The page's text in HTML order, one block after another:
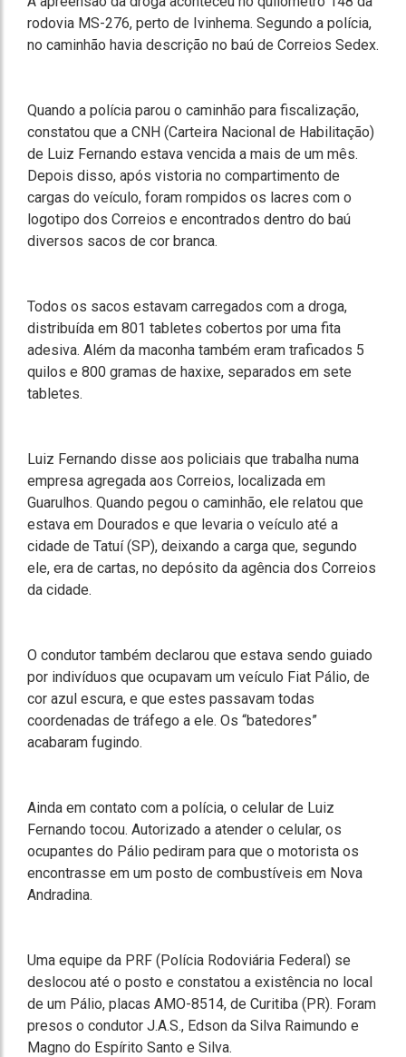
rodovia MS-276, perto de Ivinhema. Segundo a polícia,
no caminhão havia descrição no baú de Correios Sedex.
Quando a polícia parou o caminhão para fiscalização,
constatou que a CNH (Carteira Nacional de Habilitação)
de Luiz Fernando estava vencida a mais de um mês.
Depois disso, após vistoria no compartimento de
cargas do veículo, foram rompidos os lacres com o
logotipo dos Correios e encontrados dentro do baú
diversos sacos de cor branca.
Todos os sacos estavam carregados com a droga,
distribuída em 801 tabletes cobertos por uma fita
adesiva. Além da maconha também eram traficados 5
quilos e 800 gramas de haxixe, separados em sete
tabletes.
Luiz Fernando disse aos policiais que trabalha numa
empresa agregada aos Correios, localizada em
Guarulhos. Quando pegou o caminhão, ele relatou que
estava em Dourados e que levaria o veículo até a
cidade de Tatuí (SP), deixando a carga que, segundo
ele, era de cartas, no depósito da agência dos Correios
da cidade.
O condutor também declarou que estava sendo guiado
por indivíduos que ocupavam um veículo Fiat Pálio, de
cor azul escura, e que estes passavam todas
coordenadas de tráfego a ele. Os “batedores”
acabaram fugindo.
Ainda em contato com a polícia, o celular de Luiz
Fernando tocou. Autorizado a atender o celular, os
ocupantes do Pálio pediram para que o motorista os
encontrasse em um posto de combustíveis em Nova
Andradina.
Uma equipe da PRF (Polícia Rodoviária Federal) se
deslocou até o posto e constatou a existência no local
de um Pálio, placas AMO-8514, de Curitiba (PR). Foram
presos o condutor J.A.S., Edson da Silva Raimundo e
Magno do Espírito Santo e Silva.